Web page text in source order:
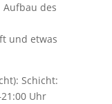
Aufbau des
und etwas
Schicht:
Uhr